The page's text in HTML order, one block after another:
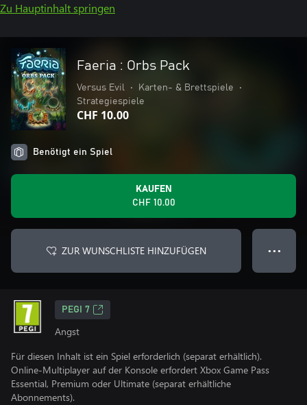
Zu Hauptinhalt springen
Faeria : Orbs Pack
Versus Evil • Karten- & Brettspiele
•
Strategiespiele
CHF 10.00
Benötigt ein Spiel
KAUFEN
CHF 10.00
ZUR WUNSCHLISTE HINZUFÜGEN ● ● ●
PEGI 7
Angst
Für diesen Inhalt ist ein Spiel erforderlich (separat erhältlich).
Online-Multiplayer auf der Konsole erfordert Xbox Game Pass
Essential, Premium oder Ultimate (separat erhältliche
Abonnements).